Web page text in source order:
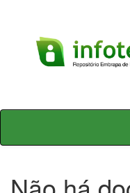
Skip